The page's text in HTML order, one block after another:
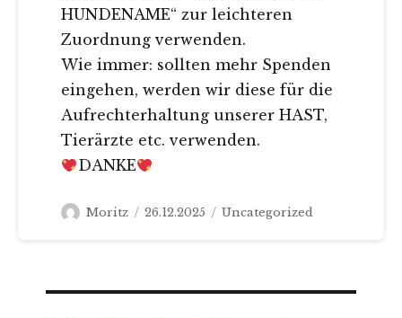
HUNDENAME“ zur leichteren
Zuordnung verwenden.
Wie immer: sollten mehr Spenden
eingehen, werden wir diese für die
Aufrechterhaltung unserer HAST,
Tierärzte etc. verwenden.
DANKE
Autor
Moritz
Veröffentlicht
26.12.2025 Kategorien
Uncategorized